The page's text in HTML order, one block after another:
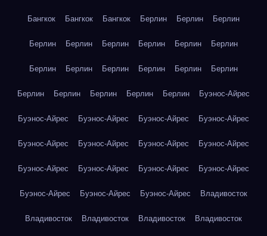
Бангкок Бангкок Бангкок Берлин Берлин Берлин
Берлин Берлин Берлин Берлин Берлин Берлин
Берлин Берлин Берлин Берлин Берлин Берлин
Берлин Берлин Берлин Берлин Берлин Буэнос-Айрес
Буэнос-Айрес Буэнос-Айрес Буэнос-Айрес Буэнос-Айрес
Буэнос-Айрес Буэнос-Айрес Буэнос-Айрес Буэнос-Айрес
Буэнос-Айрес Буэнос-Айрес Буэнос-Айрес Буэнос-Айрес
Буэнос-Айрес Буэнос-Айрес Буэнос-Айрес Владивосток
Владивосток Владивосток Владивосток Владивосток